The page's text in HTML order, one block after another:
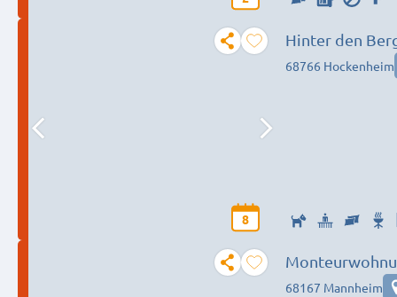
8
Hinter den
68766 Hockenheim
68167 Mannheim